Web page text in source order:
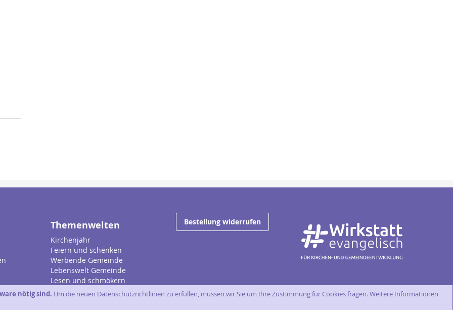
nötig sind. Um die neuen Datenschutzrichtlinien zu erfüllen, müssen wir Sie um Ihre Zustimmung für Cookies fragen.Weitere Informationen
Themenwelten
Kirchenjahr
Feiern und schenken
Werbende Gemeinde
Lebenswelt Gemeinde
Lesen und schmökern
Bestellung widerrufen